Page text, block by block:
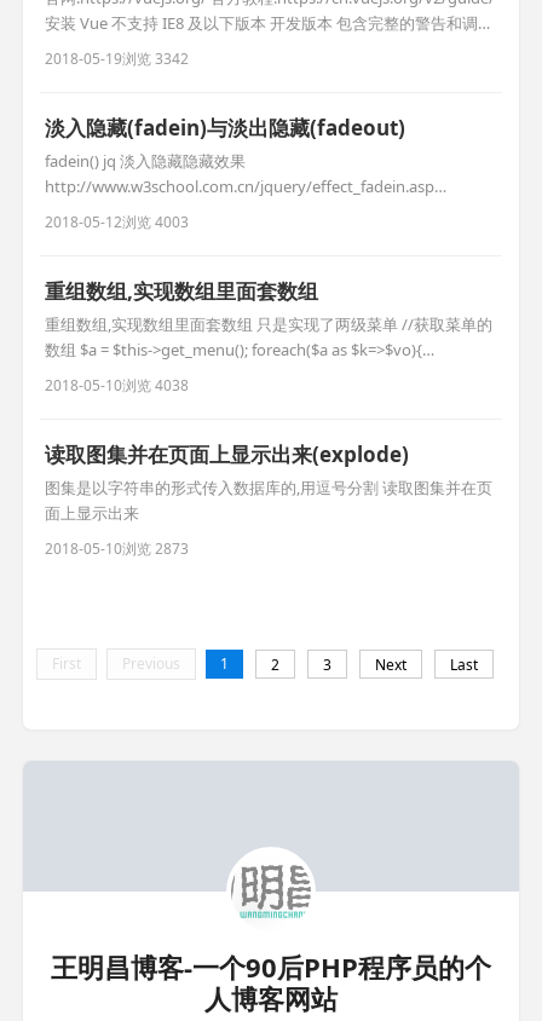
安装 Vue 不支持 IE8 及以下版本 开发版本 包含完整的警告和调试
模式 生产版本 删除了警告，30.90KB min+gzip 第一个vue程序 11
{{content}} //显示数据 var app = new Vue({ el:
2018-05-19浏览 3342
淡入隐藏(fadein)与淡出隐藏(fadeout)
fadein() jq 淡入隐藏隐藏效果
http://www.w3school.com.cn/jquery/effect_fadein.asp
fadeout() jq 淡出隐藏隐藏效果
http://www.w3school.com.cn/jquery/effect_fadeout.asp //清空
2018-05-12浏览 4003
重组数组,实现数组里面套数组
重组数组,实现数组里面套数组 只是实现了两级菜单 //获取菜单的
数组 $a = $this->get_menu(); foreach($a as $k=>$vo){
if($vo['pid']==0){ //填充父类内容 $arr[$vo['cid']]['top'] =$vo ; //填
充子类内容 foreach($a as $k2=>$vo2){ if(
2018-05-10浏览 4038
读取图集并在页面上显示出来(explode)
图集是以字符串的形式传入数据库的,用逗号分割 读取图集并在页
面上显示出来
2018-05-10浏览 2873
First Previous 1 2 3 Next Last
王明昌博客-一个90后PHP程序员的个
人博客网站